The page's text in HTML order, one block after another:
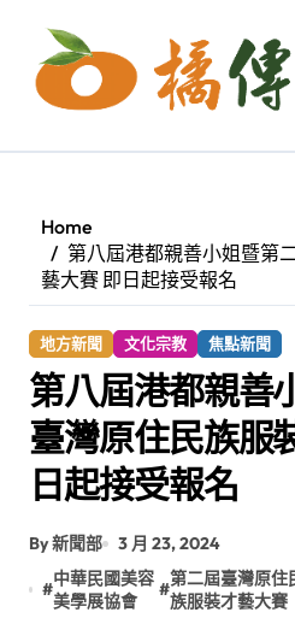
content
Home
第八屆港都親善小姐暨第
藝大賽 即日起接受報名
地方新聞 文化宗教 焦點新聞
第八屆港都親善
臺灣原住民族服
日起接受報名
By 新聞部 3 月 23, 2024
#
中華民國美容
美學展協會
#
第二屆臺灣原住
族服裝才藝大賽